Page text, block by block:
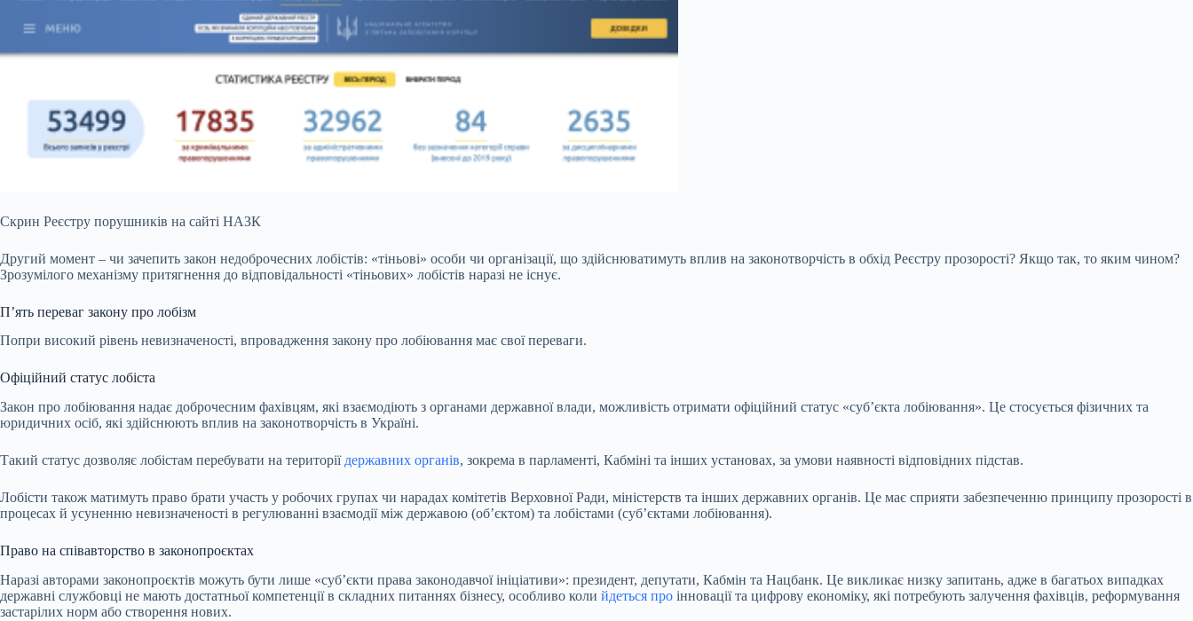
Скрин Реєстру порушників на сайті НАЗК
Другий момент – чи зачепить закон недоброчесних лобістів: «тіньові» особи чи організації, що здійснюватимуть вплив на законотворчість в обхід Реєстру прозорості? Якщо так, то яким чином?
Зрозумілого механізму притягнення до відповідальності «тіньових» лобістів наразі не існує.
П’ять переваг закону про лобізм
Попри високий рівень невизначеності, впровадження закону про лобіювання має свої переваги.
Офіційний статус лобіста
Закон про лобіювання надає доброчесним фахівцям, які взаємодіють з органами державної влади, можливість отримати офіційний статус «суб’єкта лобіювання». Це стосується фізичних та
юридичних осіб, які здійснюють вплив на законотворчість в Україні.
Такий статус дозволяє лобістам перебувати на території державних органів, зокрема в парламенті, Кабміні та інших установах, за умови наявності відповідних підстав.
Лобісти також матимуть право брати участь у робочих групах чи нарадах комітетів Верховної Ради, міністерств та інших державних органів. Це має сприяти забезпеченню принципу прозорості в
процесах й усуненню невизначеності в регулюванні взаємодії між державою (об’єктом) та лобістами (суб’єктами лобіювання).
Право на співавторство в законопроєктах
Наразі авторами законопроєктів можуть бути лише «суб’єкти права законодавчої ініціативи»: президент, депутати, Кабмін та Нацбанк. Це викликає низку запитань, адже в багатьох випадках
державні службовці не мають достатньої компетенції в складних питаннях бізнесу, особливо коли йдеться про інновації та цифрову економіку, які потребують залучення фахівців, реформування
застарілих норм або створення нових.